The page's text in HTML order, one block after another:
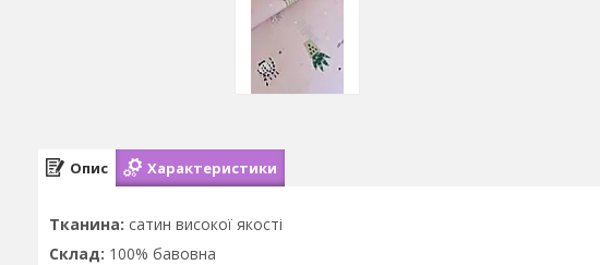
Опис Характеристики
Тканина: сатин високої якості
Склад: 100% бавовна